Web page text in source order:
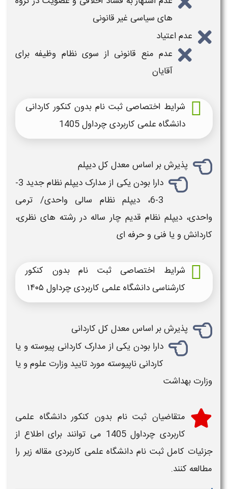
های سیاسی غیر قانونی
عدم اعتیاد
عدم منع قانونی از سوی نظام وظیفه برای
آقایان
شرایط اختصاصی ثبت نام بدون کنکور کاردانی
دانشگاه علمی کاربردی چرداول 1405
پذیرش بر اساس معدل کل دیپلم
دارا بودن یکی از مدارک دیپلم نظام جدید 3-
3-6، دیپلم نظام سالی واحدی/ ترمی
واحدی، دیپلم نظام قدیم چار ساله در رشته های نظری،
کاردانش و یا فنی و حرفه ای
شرایط اختصاصی ثبت نام بدون کنکور
کارشناسی دانشگاه علمی کاربردی چرداول ۱۴۰۵
پذیرش بر اساس معدل کل کاردانی
دارا بودن یکی از مدارک کاردانی پیوسته و یا
کاردانی ناپیوسته مورد تایید وزارت علوم و یا
وزارت بهداشت
متقاضیان ثبت نام بدون کنکور دانشگاه علمی
کاربردی چرداول 1405
می توانند برای اطلاع از
جزئیات کاملثبت نام دانشگاه علمی کاربردی مقاله زیر را
مطالعه کنند.